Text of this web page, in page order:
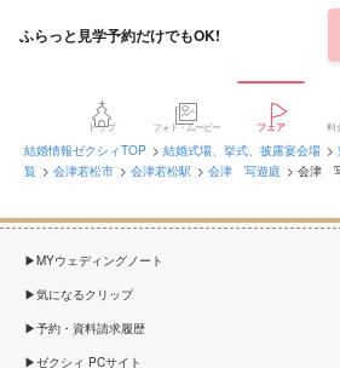
ふらっと見学予約だけでもOK!
トップ フォト・ムービー フェア 料
結婚情報ゼクシィTOP 結婚式場、挙式、披露宴会場
覧
会津若松市 会津若松駅 会津 写遊庭 会津
MYウェディングノート
気になるクリップ
予約・資料請求履歴
ゼクシィ PCサイト